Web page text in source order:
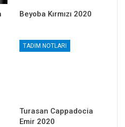
Beyoba Kırmızı 2020
TADIM NOTLARI
Turasan Cappadocia
Emir 2020